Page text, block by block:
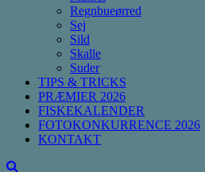
Regnbueørred
Sej
Sild
Skalle
Suder
TIPS & TRICKS
PRÆMIER 2026
FISKEKALENDER
FOTOKONKURRENCE 2026
KONTAKT